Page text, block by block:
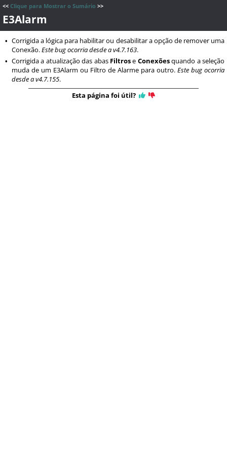
<< Clique para Mostrar o Sumário >>
E3Alarm
• Corrigida a lógica para habilitar ou desabilitar a opção de remover uma
Conexão.Este bug ocorria desde a v4.7.163.
• Corrigida a atualização das abas Filtrose Conexõesquando a seleção
muda de um E3Alarm ou Filtro de Alarme para outro. Este bug ocorria
desde a v4.7.155.
Esta página foi útil?